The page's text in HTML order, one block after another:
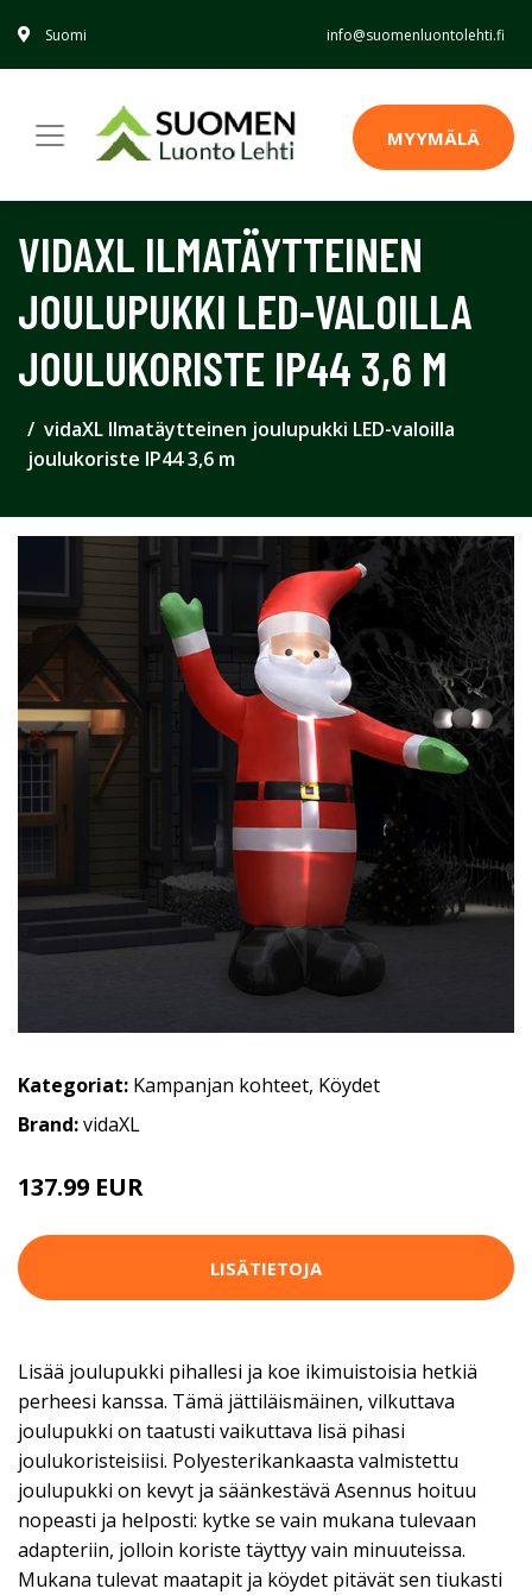
Suomi info@suomenluontolehti.fi
MYYMÄLÄ
VIDAXL ILMATÄYTTEINEN
JOULUPUKKI LED-VALOILLA
JOULUKORISTE IP44 3,6 M
vidaXL Ilmatäytteinen joulupukki LED-valoilla
joulukoriste IP44 3,6 m
Kategoriat: Kampanjan kohteet, Köydet
Brand:vidaXL
137.99 EUR
LISÄTIETOJA
Lisää joulupukki pihallesi ja koe ikimuistoisia hetkiä
perheesi kanssa. Tämä jättiläismäinen, vilkuttava
joulupukki on taatusti vaikuttava lisä pihasi
joulukoristeisiisi. Polyesterikankaasta valmistettu
joulupukki on kevyt ja säänkestävä Asennus hoituu
nopeasti ja helposti: kytke se vain mukana tulevaan
adapteriin, jolloin koriste täyttyy vain minuuteissa.
Mukana tulevat maatapit ja köydet pitävät sen tiukasti